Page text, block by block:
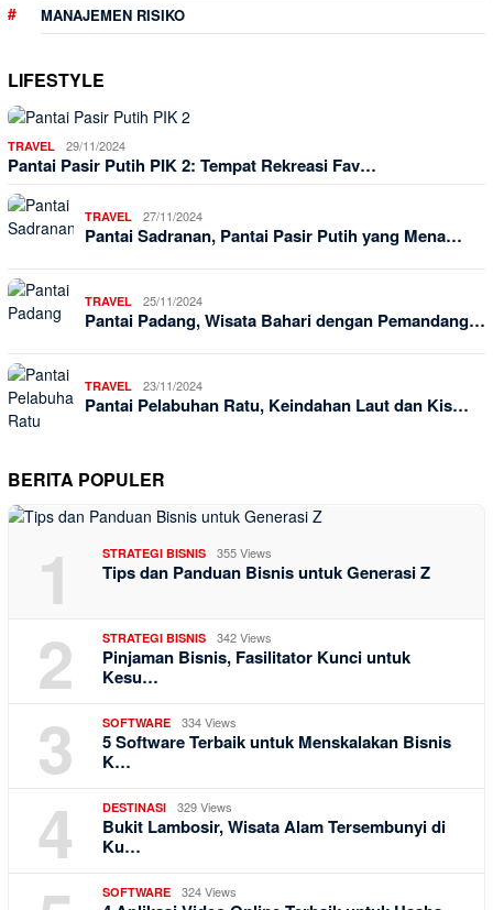
MANAJEMEN RISIKO
LIFESTYLE
TRAVEL 29/11/2024
Pantai Pasir Putih PIK 2: Tempat Rekreasi Fav…
TRAVEL 27/11/2024
Pantai Sadranan, Pantai Pasir Putih yang Mena…
TRAVEL 25/11/2024
Pantai Padang, Wisata Bahari dengan Pemandang…
TRAVEL 23/11/2024
Pantai Pelabuhan Ratu, Keindahan Laut dan Kis…
BERITA POPULER
1 STRATEGI BISNIS 355 Views
Tips dan Panduan Bisnis untuk Generasi Z
2 STRATEGI BISNIS 342 Views
Pinjaman Bisnis, Fasilitator Kunci untuk
Kesu…
3 SOFTWARE 334 Views
5 Software Terbaik untuk Menskalakan Bisnis
K…
4 DESTINASI 329 Views
Bukit Lambosir, Wisata Alam Tersembunyi di
Ku…
SOFTWARE 324 Views